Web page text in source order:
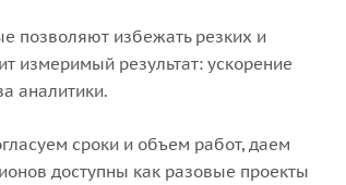
позволяют избежать резких и
измеримый результат: ускорение
аналитики.
сроки и объем работ, даем
доступны как разовые проекты